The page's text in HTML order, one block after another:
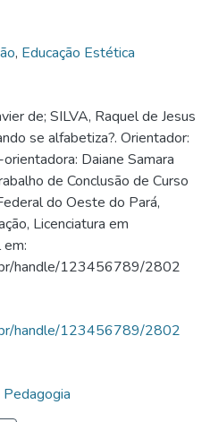
, Educação Estética
de; SILVA, Raquel de Jesus
se alfabetiza?. Orientador:
Daiane Samara
de Conclusão de Curso
do Oeste do Pará,
Licenciatura em
handle/123456789/2802
handle/123456789/2802
Pedagogia